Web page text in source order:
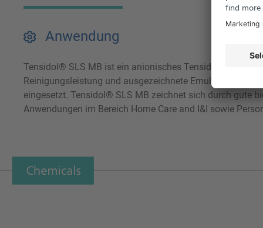
Anwendung
Tensidol® SLS MB ist ein anionisches Tensid auf Basis
Reinigungsleistung und ausgezeichnete
eingesetzt. Tensidol® SLS MB zeichnet sich durch gute
Anwendungen im Bereich Home Care and I&I sowie